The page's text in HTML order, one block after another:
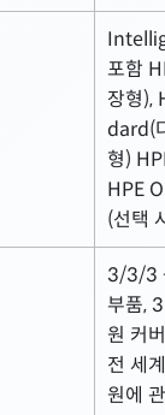
포함
장형),
dard(
형)
HPE
(선택
3/3/3
부품,
원 커
전 세
원에